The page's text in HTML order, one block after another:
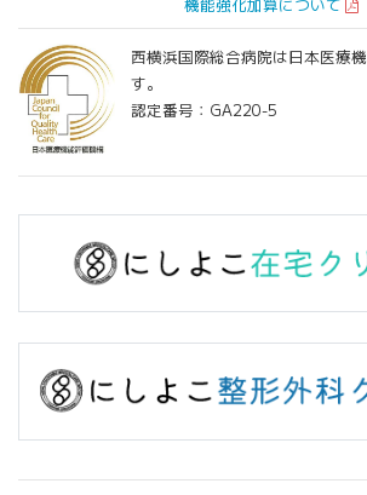
西横浜国際総合病院は日本医療
す。
認定番号：GA220-5